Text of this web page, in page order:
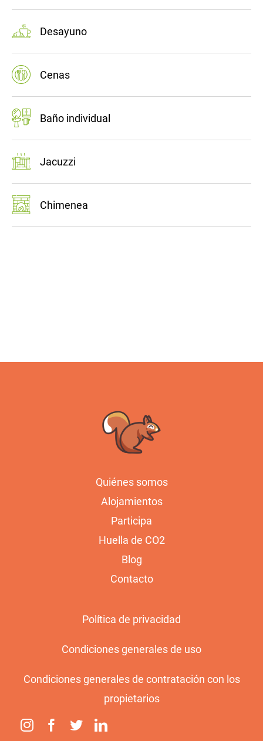
Desayuno
Cenas
Baño individual
Jacuzzi
Chimenea
Quiénes somos
Alojamientos
Participa
Huella de CO2
Blog
Contacto
Política de privacidad
Condiciones generales de uso
Condiciones generales de contratación con los
propietarios